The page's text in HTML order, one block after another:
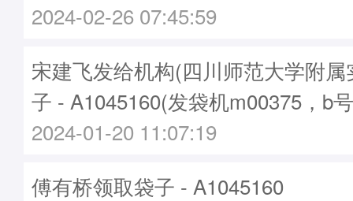
2024-02-26 07:45:59
宋建飞发给机构(四川师范大学附
子 - A1045160(发袋机m00375，b
2024-01-20 11:07:19
傅有桥领取袋子 - A1045160